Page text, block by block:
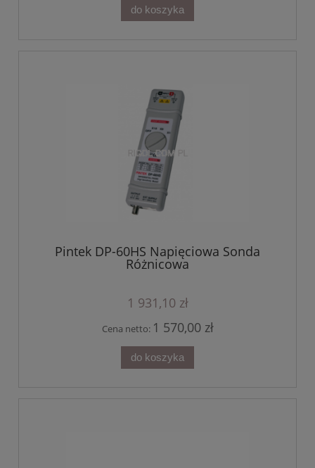
do koszyka
Pintek DP-60HS Napięciowa Sonda
Różnicowa
1 931,10 zł
Cena netto: 1 570,00 zł
do koszyka